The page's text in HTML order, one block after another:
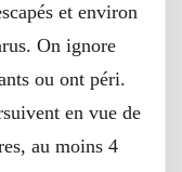
et environ
On ignore
ou ont péri.
en vue de
au moins 4